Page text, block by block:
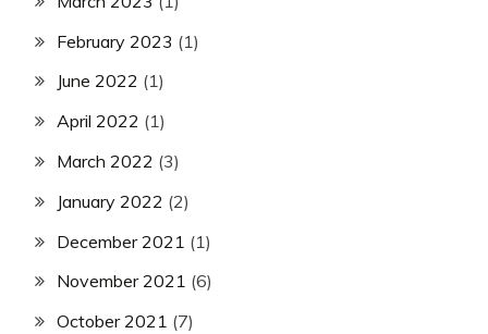
February 2023 (1)
June 2022 (1)
April 2022 (1)
March 2022 (3)
January 2022 (2)
December 2021 (1)
November 2021 (6)
October 2021 (7)